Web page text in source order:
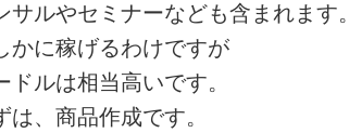
サルやセミナーなども含まれます。
かに稼げるわけですが
ドルは相当高いです。
は、商品作成です。